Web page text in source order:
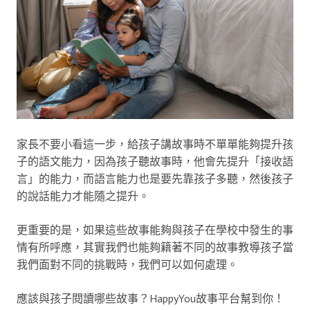
家長不要小看這一步，給孩子講故事時不單單能夠提升孩
子的語文能力，因為孩子聽故事時，他會先提升「接收語
言」的能力，而語言能力也是要先靠孩子多聽，然後孩子
的說話能力才能隨之提升。
更重要的是，如果這些故事能夠與孩子在學校中發生的事
情有所呼應，其實我們也能夠籍著不同的故事教導孩子當
我們面對不同的挑戰時，我們可以如何處理。
應該與孩子閱讀哪些故事？HappyYou故事平台幫到你！